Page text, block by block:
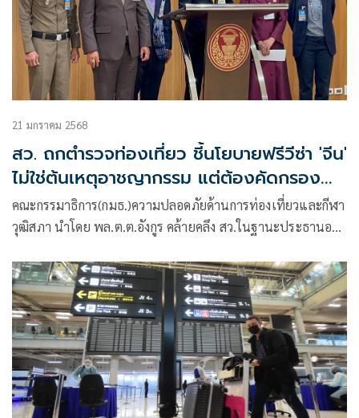
21 มกราคม 2568
สว. ถกตำรวจท่องเที่ยว ชี้นโยบายฟรีวีซ่า 'จีน'
ไม่ใช่ต้นเหตุอาชญากรรม แต่ต้องคัดกรอง
เข้มงวด
คณะกรรมาธิการ(กมธ.)ความปลอดภัยด้านการท่องเที่ยวและกีฬา
วุฒิสภา นำโดย พล.ต.ต.อังกูร คล้ายคลึง สว.ในฐานะประธานอนุ
พิสิษฐ์ อภิวัฒนาพงศ์